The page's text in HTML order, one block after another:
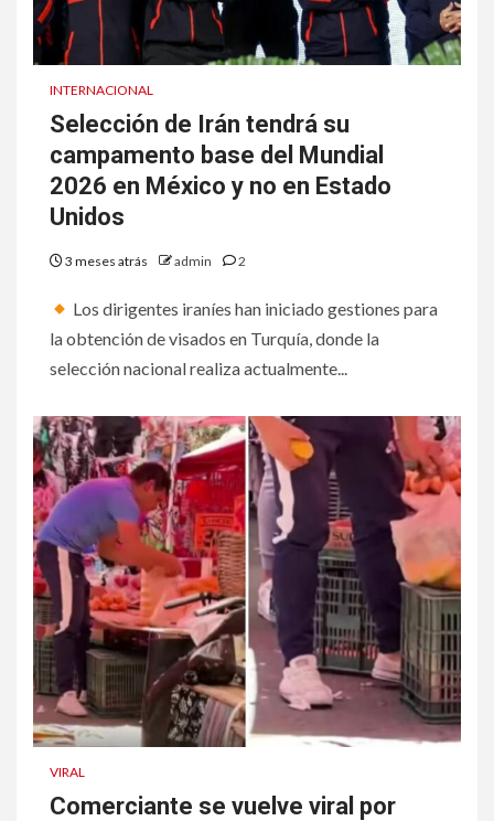
INTERNACIONAL
Selección de Irán tendrá su
campamento base del Mundial
2026 en México y no en Estado
Unidos
3 meses atrás admin 2
Los dirigentes iraníes han iniciado gestiones para
la obtención de visados en Turquía, donde la
selección nacional realiza actualmente...
VIRAL
Comerciante se vuelve viral por